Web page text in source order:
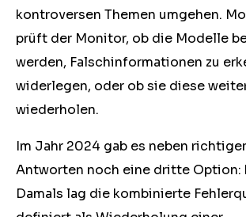
kontroversen Themen umgehen.
prüft der Monitor, ob die Modelle
werden, Falschinformationen zu
widerlegen, oder ob sie diese
wiederholen.
Im Jahr 2024 gab es neben
Antworten noch eine dritte Option:
Damals lag die kombinierte